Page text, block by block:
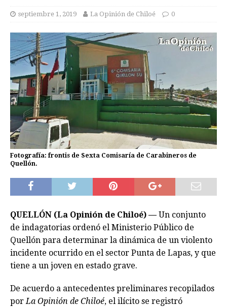
septiembre 1, 2019 La Opinión de Chiloé 0
Fotografía: frontis de Sexta Comisaría de Carabineros de
Quellón.
QUELLÓN (La Opinión de Chiloé) — Un conjunto
de indagatorias ordenó el Ministerio Público de
Quellón para determinar la dinámica de un violento
incidente ocurrido en el sector Punta de Lapas, y que
tiene a un joven en estado grave.
De acuerdo a antecedentes preliminares recopilados
porLa Opinión de Chiloé, el ilícito se registró